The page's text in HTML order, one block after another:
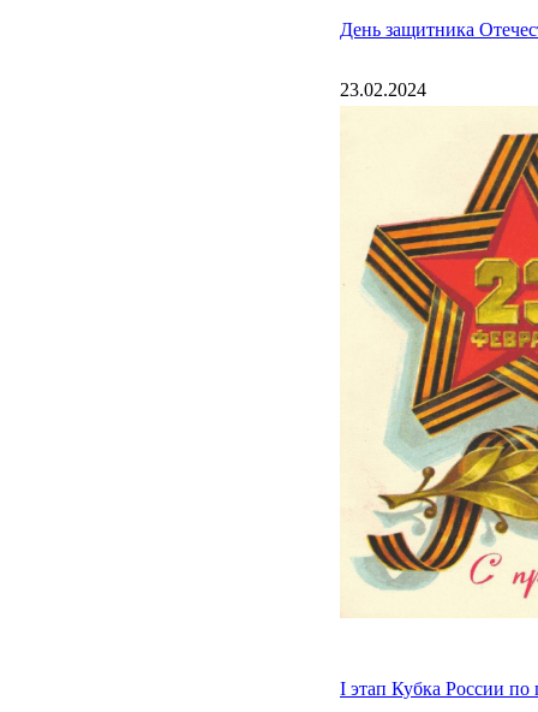
День защитника
23.02.2024
I этап Кубка России